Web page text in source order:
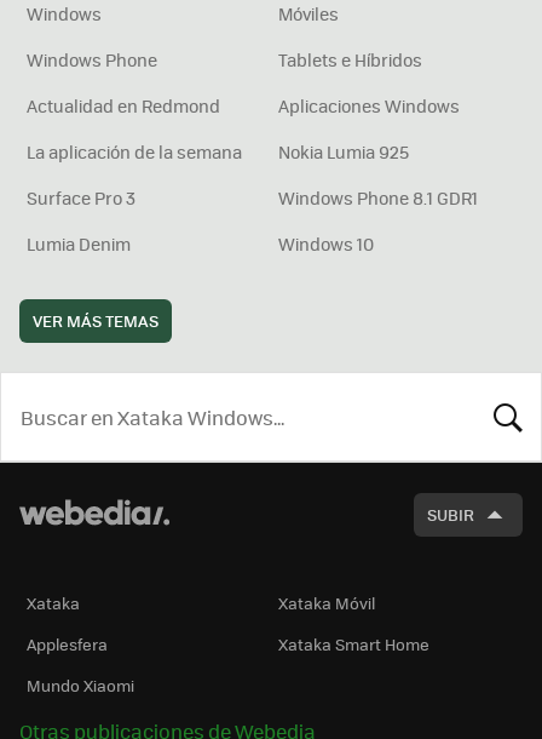
Windows
Móviles
Windows Phone
Tablets e Híbridos
Actualidad en Redmond
Aplicaciones Windows
La aplicación de la semana
Nokia Lumia 925
Surface Pro 3
Windows Phone 8.1 GDR1
Lumia Denim
Windows 10
VER MÁS TEMAS
SUBIR
Xataka
Xataka Móvil
Applesfera
Xataka Smart Home
Mundo Xiaomi
Otras publicaciones de Webedia